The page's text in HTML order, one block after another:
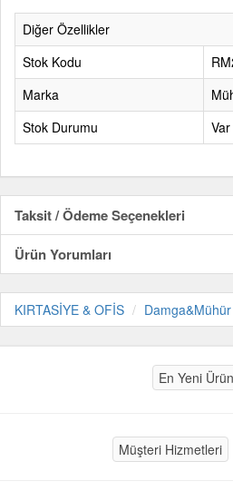
Diğer Özellikler
Stok Kodu
Marka
Stok Durumu
Var
Taksit / Ödeme Seçenekleri
Ürün Yorumları
KIRTASİYE & OFİS Damga&Mühür
En Yeni
Müşteri Hizmetleri